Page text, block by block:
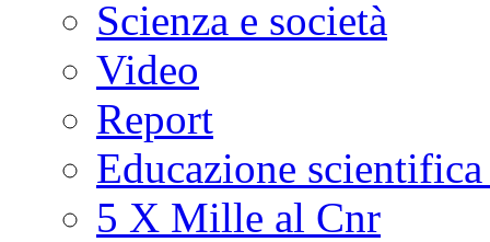
Scienza e società
Video
Report
Educazione
5 X Mille al Cnr